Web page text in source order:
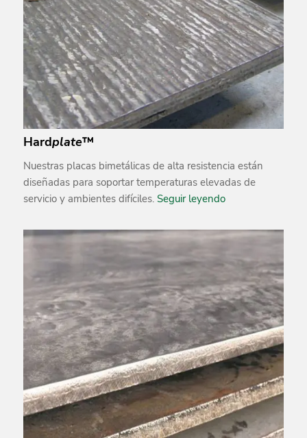
Hardplate™
Nuestras placas bimetálicas de alta resistencia están
diseñadas para soportar temperaturas elevadas de
servicio y ambientes difíciles. Seguir leyendo